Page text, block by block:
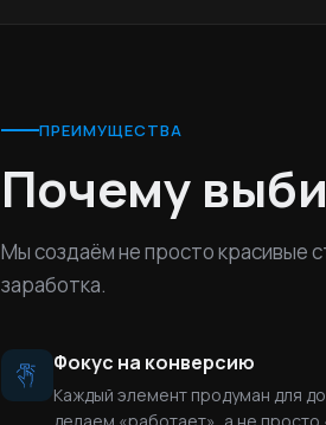
ПРЕИМУЩЕСТВА
Почему
Мы создаём не просто красивые
заработка.
Фокус на конверсию
Каждый элемент продуман для